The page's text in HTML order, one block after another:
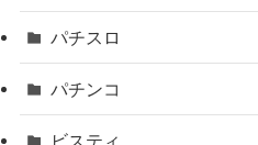
パチスロ
パチンコ
ビスティ